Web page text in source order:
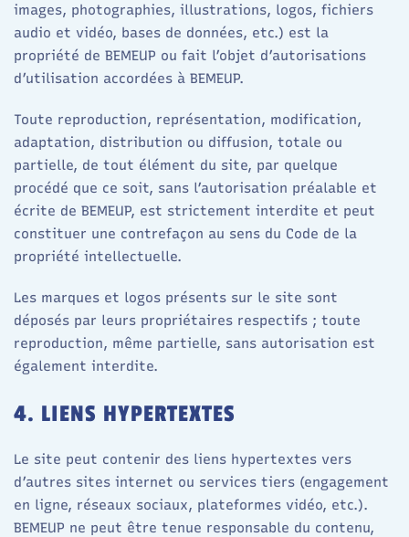
images, photographies, illustrations, logos, fichiers
audio et vidéo, bases de données, etc.) est la
propriété de BEMEUP ou fait l’objet d’autorisations
d’utilisation accordées à BEMEUP.
Toute reproduction, représentation, modification,
adaptation, distribution ou diffusion, totale ou
partielle, de tout élément du site, par quelque
procédé que ce soit, sans l’autorisation préalable et
écrite de BEMEUP, est strictement interdite et peut
constituer une contrefaçon au sens du Code de la
propriété intellectuelle.
Les marques et logos présents sur le site sont
déposés par leurs propriétaires respectifs ; toute
reproduction, même partielle, sans autorisation est
également interdite.
4. LIENS HYPERTEXTES
Le site peut contenir des liens hypertextes vers
d’autres sites internet ou services tiers (engagement
en ligne, réseaux sociaux, plateformes vidéo, etc.).
BEMEUP ne peut être tenue responsable du contenu,